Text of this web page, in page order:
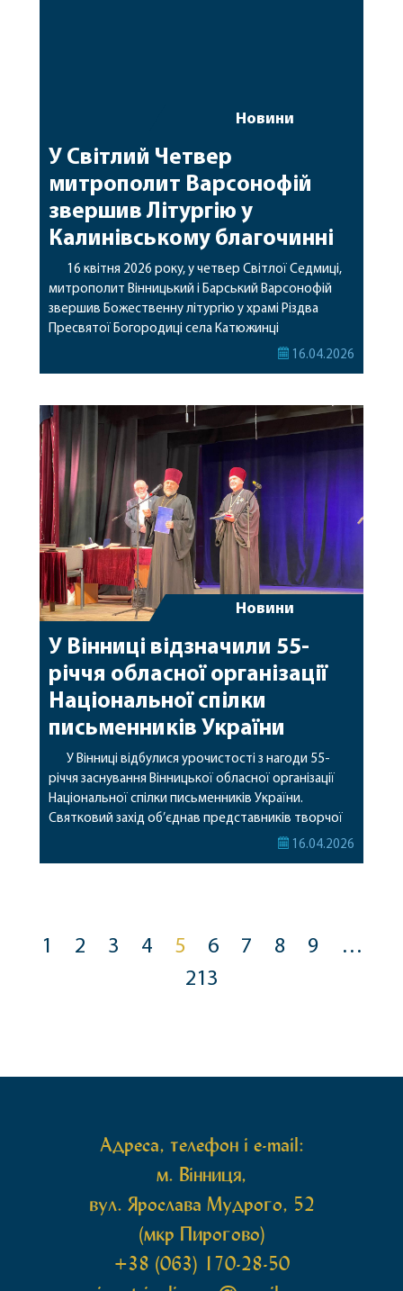
Новини
У Світлий Четвер
митрополит Варсонофій
звершив Літургію у
Калинівському благочинні
16 квітня 2026 року, у четвер Світлої Седмиці,
митрополит Вінницький і Барський Варсонофій
звершив Божественну літургію у храмі Різдва
Пресвятої Богородиці села Катюжинці
Калинівського благочиння. За богослужінням
Калинівського округу протоієрей Василій Розман, а
також клірики Калинівського благочиння. Під час
богослужіння підносилися молитви за мир в
Україні, збереження […]
16.04.2026
Новини
У Вінниці відзначили 55-
річчя обласної організації
Національної спілки
письменників України
У Вінниці відбулися урочистості з нагоди 55-
річчя заснування Вінницької обласної організації
Національної спілки письменників України.
Святковий захід об’єднав представників творчої
інтелігенції, духовенства та громадськості.
Ізмаїльського Агафангела та митрополита
16.04.2026
1 2 3 4 5 6 7 8 9
…
213
Адреса, телефон і e-mail:
м. Вінниця,
вул. Ярослава Мудрого, 52
(мкр Пирогово)
+38 (063) 170-28-50